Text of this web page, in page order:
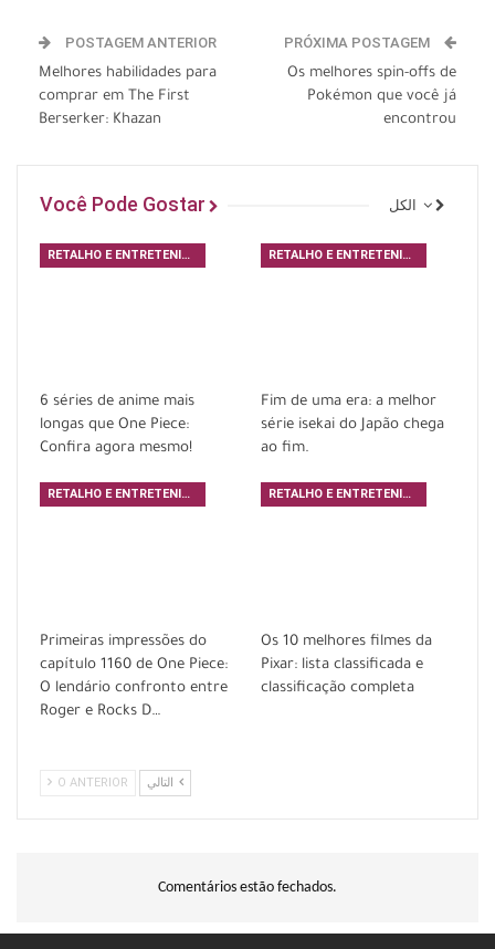
POSTAGEM ANTERIOR
Melhores habilidades para
comprar em The First
Berserker: Khazan
PRÓXIMA POSTAGEM
Os melhores spin-offs de
Pokémon que você já
encontrou
Você Pode Gostar
RETALHO E ENTRETENIMENTO
6 séries de anime mais
longas que One Piece:
Confira agora mesmo!
RETALHO E ENTRETENIMENTO
Fim de uma era: a melhor
série isekai do Japão chega
ao fim.
RETALHO E ENTRETENIMENTO
Primeiras impressões do
capítulo 1160 de One Piece:
O lendário confronto entre
Roger e Rocks D…
RETALHO E ENTRETENIMENTO
Os 10 melhores filmes da
Pixar: lista classificada e
classificação completa
O ANTERIOR
Comentários estão fechados.